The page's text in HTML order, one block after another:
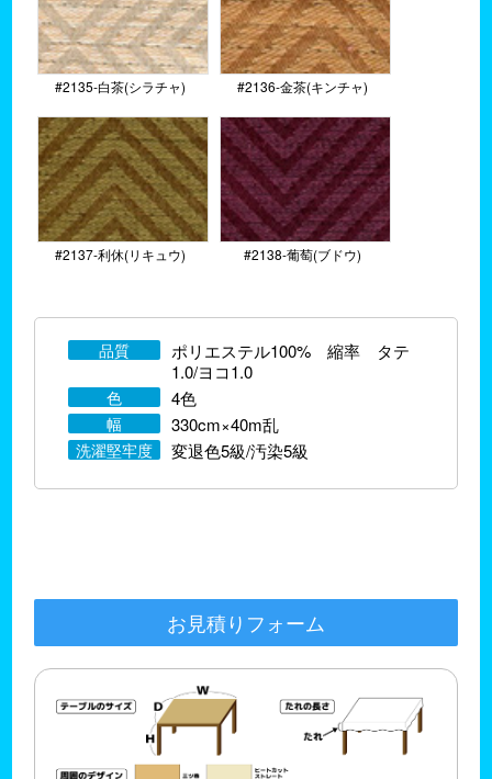
#2135-白茶(シラチャ) #2136-金茶(キンチャ)
#2137-利休(リキュウ) #2138-葡萄(ブドウ)
品質
ポリエステル100% 縮率 タテ
1.0/ヨコ1.0
色 4色
幅 330cm×40m乱
洗濯堅牢度 変退色5級/汚染5級
お見積りフォーム